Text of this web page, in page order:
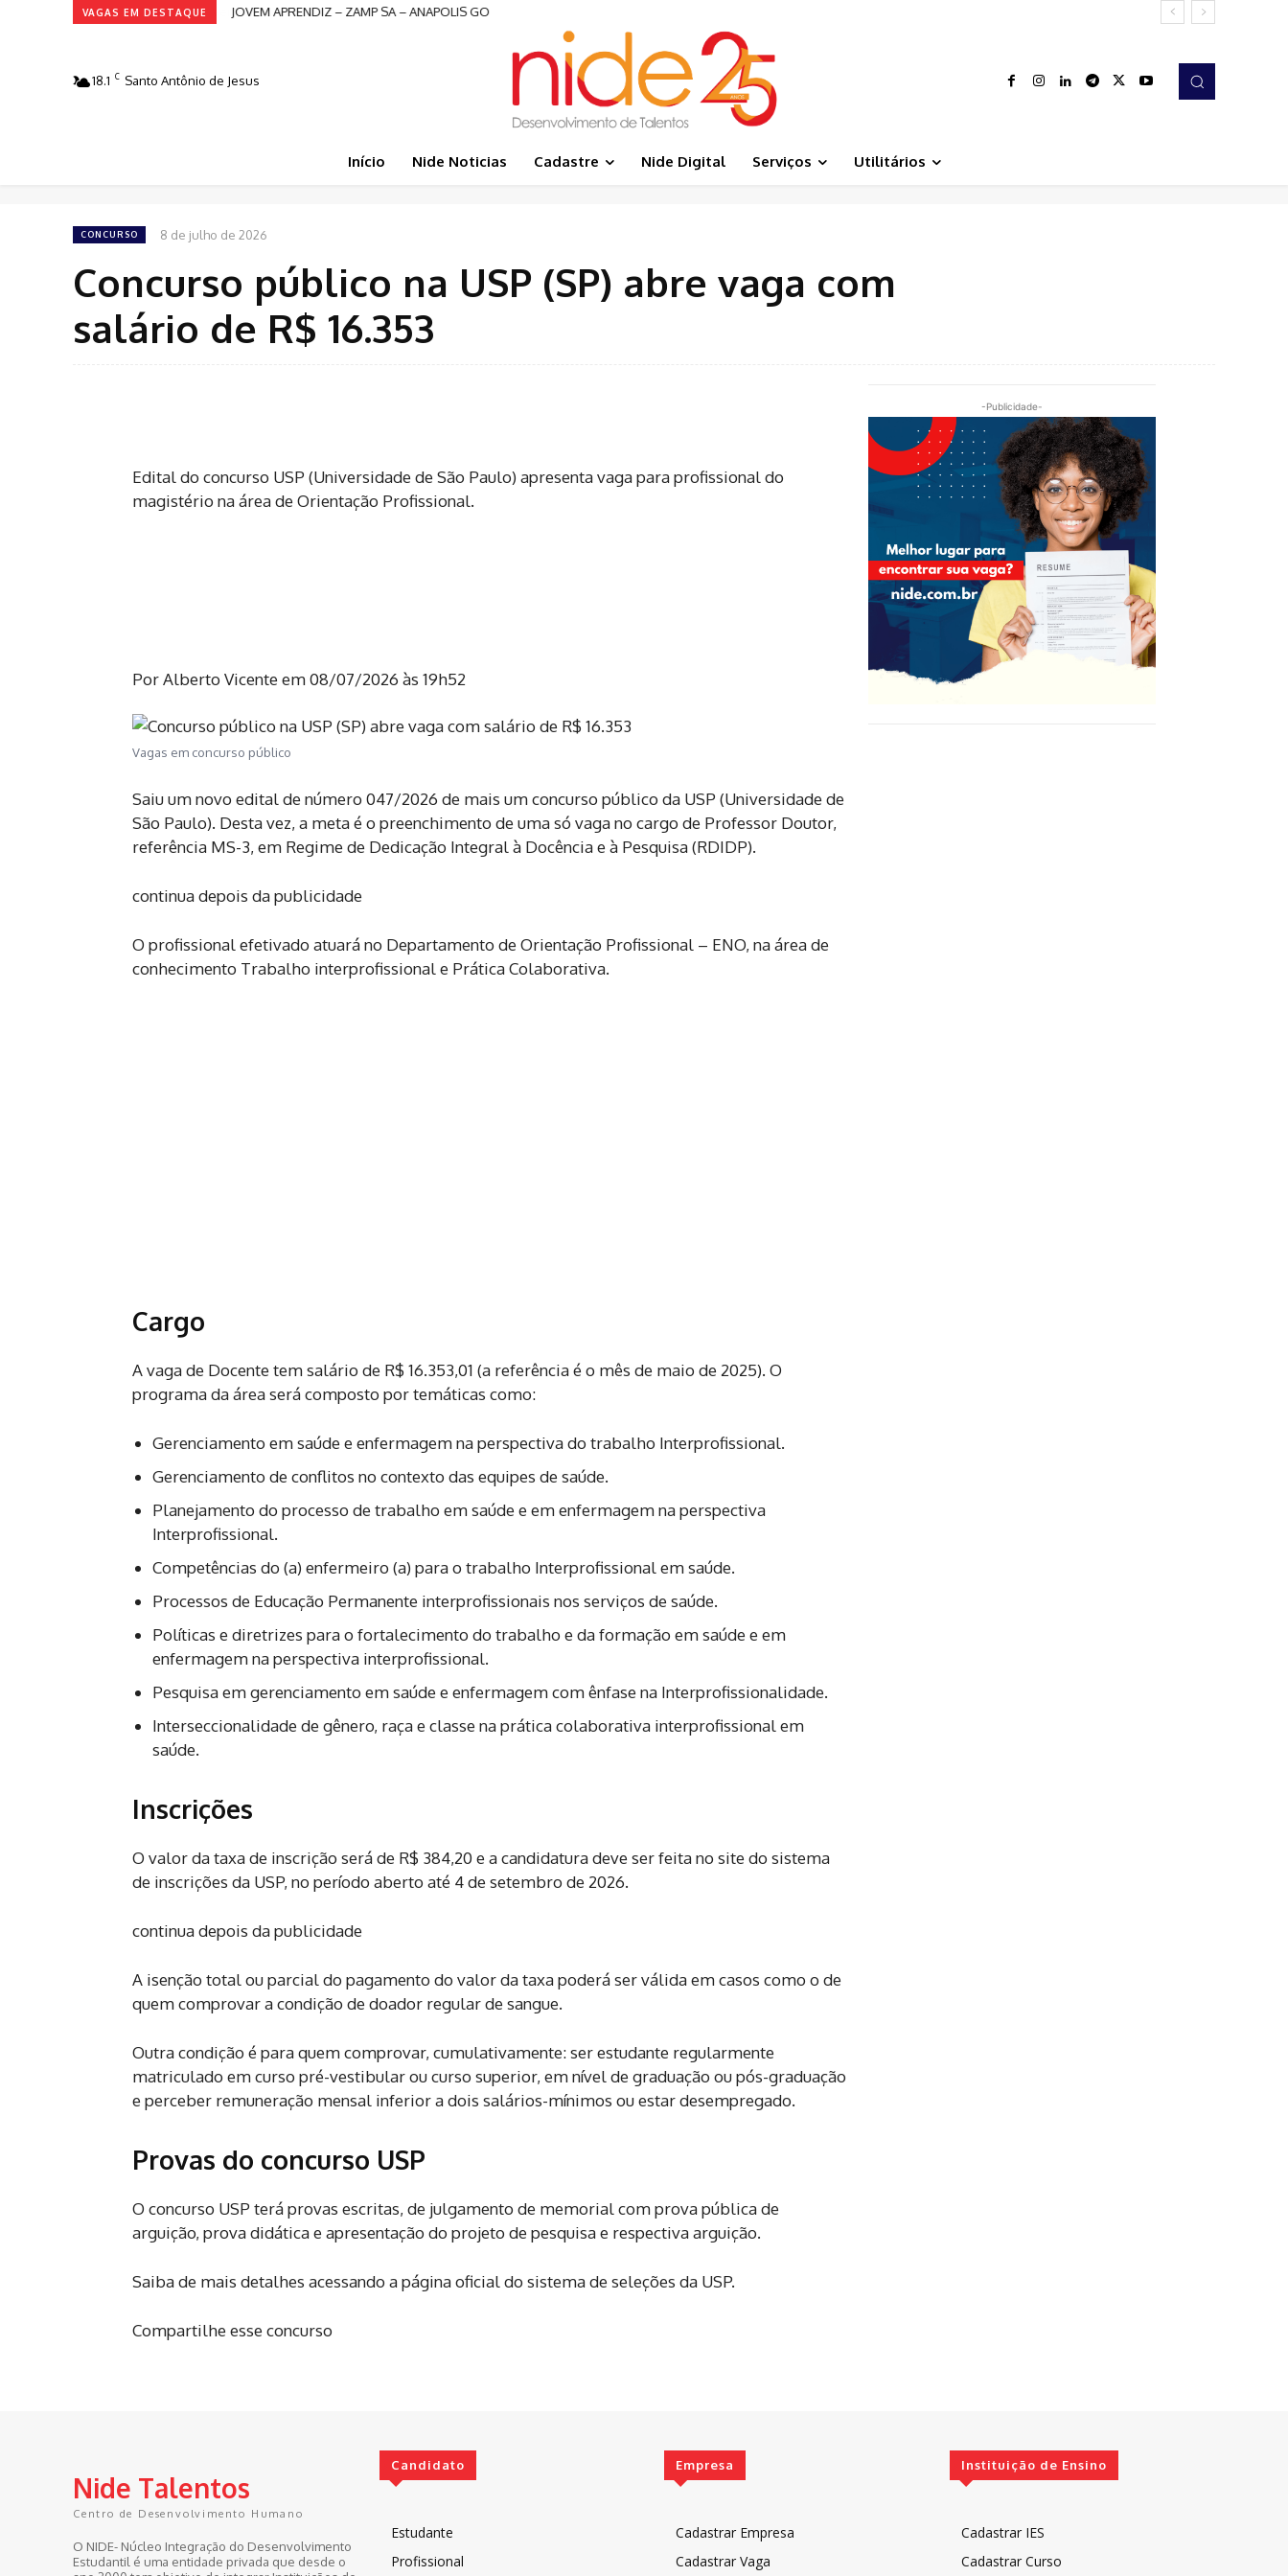
VAGAS EM DESTAQUE JOVEM APRENDIZ – ZAMP SA – ANAPOLIS GO
18.1 C Santo Antônio de Jesus
Início Nide Noticias Cadastre Nide Digital Serviços Utilitários
CONCURSO 8 de julho de 2026
Concurso público na USP (SP) abre vaga com
salário de R$ 16.353
Edital do concurso USP (Universidade de São Paulo) apresenta vaga para profissional do
magistério na área de Orientação Profissional.
Por Alberto Vicente em08/07/2026 às 19h52
Vagas em concurso público
Saiu um novo edital de número 047/2026 de mais um concurso público da USP (Universidade de
São Paulo). Desta vez, a meta é o preenchimento de uma só vaga no cargo de Professor Doutor,
referência MS-3, em Regime de Dedicação Integral à Docência e à Pesquisa (RDIDP).
continua depois da publicidade
O profissional efetivado atuará no Departamento de Orientação Profissional – ENO, na área de
conhecimento Trabalho interprofissional e Prática Colaborativa.
Cargo
A vaga de Docente tem salário de R$ 16.353,01 (a referência é o mês de maio de 2025). O
programa da área será composto por temáticas como:
Gerenciamento em saúde e enfermagem na perspectiva do trabalho Interprofissional.
Gerenciamento de conflitos no contexto das equipes de saúde.
Planejamento do processo de trabalho em saúde e em enfermagem na perspectiva
Interprofissional.
Competências do (a) enfermeiro (a) para o trabalho Interprofissional em saúde.
Processos de Educação Permanente interprofissionais nos serviços de saúde.
Políticas e diretrizes para o fortalecimento do trabalho e da formação em saúde e em
enfermagem na perspectiva interprofissional.
Pesquisa em gerenciamento em saúde e enfermagem com ênfase na Interprofissionalidade.
Interseccionalidade de gênero, raça e classe na prática colaborativa interprofissional em
saúde.
Inscrições
O valor da taxa de inscrição será de R$ 384,20 e a candidatura deve ser feita no site do sistema
de inscrições da USP, no período aberto até 4 de setembro de 2026.
continua depois da publicidade
A isenção total ou parcial do pagamento do valor da taxa poderá ser válida em casos como o de
quem comprovar a condição de doador regular de sangue.
Outra condição é para quem comprovar, cumulativamente: ser estudante regularmente
matriculado em curso pré-vestibular ou curso superior, em nível de graduação ou pós-graduação
e perceber remuneração mensal inferior a dois salários-mínimos ou estar desempregado.
Provas do concurso USP
O concurso USP terá provas escritas, de julgamento de memorial com prova pública de
arguição, prova didática e apresentação do projeto de pesquisa e respectiva arguição.
Saiba de mais detalhes acessando a página oficial do sistema de seleções da USP.
Compartilhe esse concurso
-Publicidade-
Nide Talentos
Centro de Desenvolvimento Humano
O NIDE- Núcleo Integração do Desenvolvimento
Estudantil é uma entidade privada que desde o
Candidato
Estudante
Profissional
Empresa
Cadastrar Empresa
Cadastrar Vaga
Instituição de Ensino
Cadastrar IES
Cadastrar Curso